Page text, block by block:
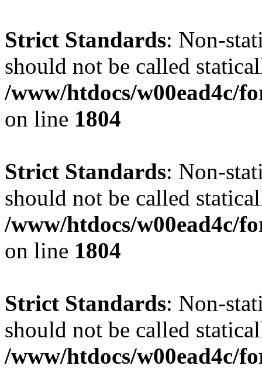
Strict Standards: Non-
should not be called
/www/htdocs/w00ead4c/
on line 1804
Strict Standards: Non-
should not be called
/www/htdocs/w00ead4c/
on line 1804
Strict Standards: Non-
should not be called
/www/htdocs/w00ead4c/